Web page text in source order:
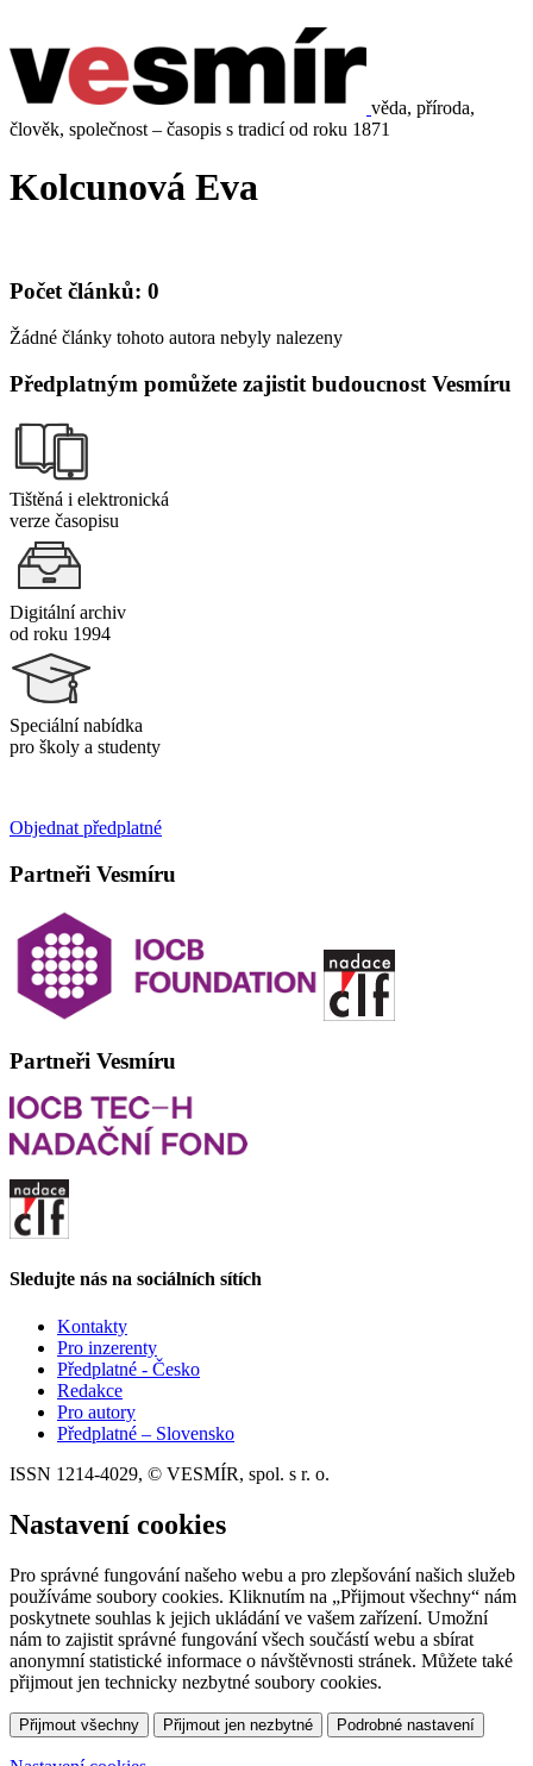
věda, příroda,
člověk, společnost – časopis s tradicí od roku 1871
Kolcunová Eva
Počet článků: 0
Žádné články tohoto autora nebyly nalezeny
Předplatným pomůžete zajistit budoucnost Vesmíru
Tištěná i elektronická
verze časopisu
Digitální archiv
od roku 1994
Speciální nabídka
pro školy a studenty
Objednat předplatné
Partneři Vesmíru
Partneři Vesmíru
Sledujte nás na sociálních sítích
Kontakty
Pro inzerenty
Předplatné - Česko
Redakce
Pro autory
Předplatné – Slovensko
ISSN 1214-4029, © VESMÍR, spol. s r. o.
Nastavení cookies
Pro správné fungování našeho webu a pro zlepšování našich služeb
používáme soubory cookies. Kliknutím na „Přijmout všechny“ nám
poskytnete souhlas k jejich ukládání ve vašem zařízení. Umožní
nám to zajistit správné fungování všech součástí webu a sbírat
anonymní statistické informace o návštěvnosti stránek. Můžete také
přijmout jen technicky nezbytné soubory cookies.
Přijmout všechny Přijmout jen nezbytné Podrobné nastavení